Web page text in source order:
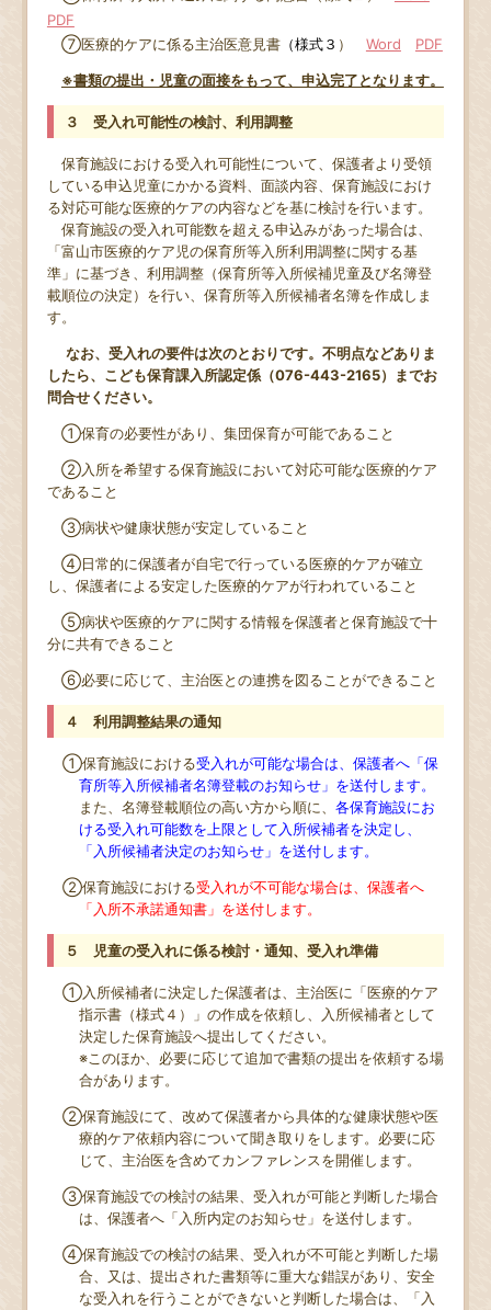
PDF
⑦医療的ケアに係る主治医意見書（様式３ ） Word PDF
※書類の提出・児童の面接をもって、申込完了となります。
３ 受入れ可能性の検討、利用調整
保育施設における受入れ可能性について、保護者より受領
している申込児童にかかる資料、面談内容、保育施設におけ
る対応可能な医療的ケアの内容などを基に検討を行います。
保育施設の受入れ可能数を超える申込みがあった場合は、
「富山市医療的ケア児の保育所等入所利用調整に関する基
準」に基づき、利用調整（保育所等入所候補児童及び名簿登
載順位の決定）を行い、保育所等入所候補者名簿を作成しま
す。
なお、受入れの要件は次のとおりです。不明点などありま
したら、こども保育課入所認定係（076-443-2165）までお
問合せください。
①保育の必要性があり、集団保育が可能であること
②入所を希望する保育施設において対応可能な医療的ケア
であること
③病状や健康状態が安定していること
④日常的に保護者が自宅で行っている医療的ケアが確立
し、保護者による安定した医療的ケアが行われていること
⑤病状や医療的ケアに関する情報を保護者と保育施設で十
分に共有できること
⑥必要に応じて、主治医との連携を図ることができること
４ 利用調整結果の通知
①保育施設における受入れが可能な場合は、保護者へ「保
育所等入所候補者名簿登載のお知らせ」を送付します。
また、名簿登載順位の高い方から順に、 各保育施設にお
ける受入れ可能数を上限として入所候補者を決定し、
「入所候補者決定のお知らせ」を送付します。
②保育施設における受入れが不可能な場合は、保護者へ
「入所不承諾通知書」を送付します。
５ 児童の受入れに係る検討・通知、受入れ準備
①入所候補者に決定した保護者は、主治医に「医療的ケア
指示書（様式４）」の作成を依頼し、入所候補者として
決定した保育施設へ提出してください。
※このほか、必要に応じて追加で書類の提出を依頼する場
合があります。
②保育施設にて、改めて保護者から具体的な健康状態や医
療的ケア依頼内容について聞き取りをします。必要に応
じて、主治医を含めてカンファレンスを開催します。
③保育施設での検討の結果、受入れが可能と判断した場合
は、保護者へ「入所内定のお知らせ」を送付します。
④保育施設での検討の結果、受入れが不可能と判断した場
合、又は、提出された書類等に重大な錯誤があり、安全
な受入れを行うことができないと判断した場合は、「入